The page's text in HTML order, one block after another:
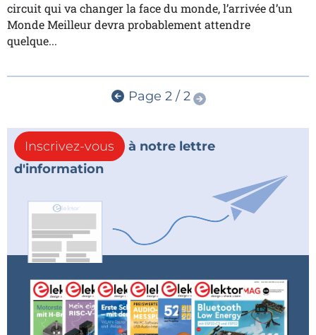
circuit qui va changer la face du monde, l’arrivée d’un
Monde Meilleur devra probablement attendre
quelque...
Page 2 / 2
Inscrivez-vous
à notre lettre
d'information